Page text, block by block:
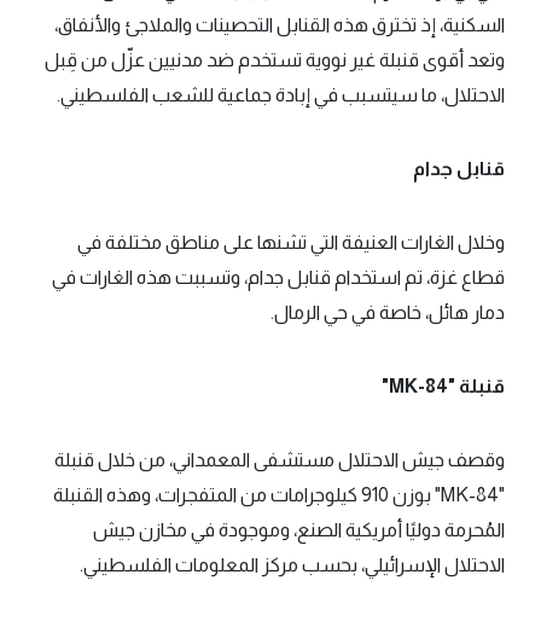
السكنية، إذ تخترق هذه القنابل التحصينات والملاجئ والأنفاق،
وتعد أقوى قنبلة غير نووية تستخدم ضد مدنيين عزّل من قِبل
الاحتلال، ما سيتسبب في إبادة جماعية للشعب الفلسطيني.
قنابل جدام
وخلال الغارات العنيفة التي تشنها على مناطق مختلفة في
قطاع غزة، تم استخدام قنابل جدام، وتسببت هذه الغارات في
دمار هائل، خاصة في حي الرمال.
قنبلة "MK-84"
وقصف جيش الاحتلال مستشفى المعمداني، من خلال قنبلة
"MK-84" بوزن 910 كيلوجرامات من المتفجرات، وهذه القنبلة
المُحرمة دوليًا أمريكية الصنع، وموجودة في مخازن جيش
الاحتلال الإسرائيلي، بحسب مركز المعلومات الفلسطيني.